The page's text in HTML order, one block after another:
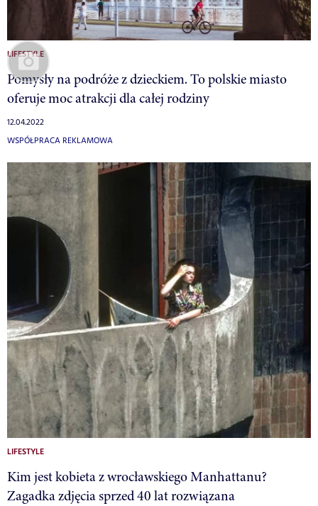
LIFESTYLE
Pomysły na podróże z dzieckiem. To polskie miasto
oferuje moc atrakcji dla całej rodziny
12.04.2022
WSPÓŁPRACA REKLAMOWA
LIFESTYLE
Kim jest kobieta z wrocławskiego Manhattanu?
Zagadka zdjęcia sprzed 40 lat rozwiązana